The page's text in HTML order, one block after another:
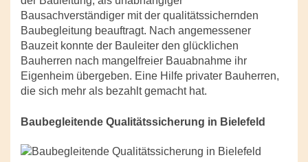
Bausachverständiger mit der qualitätssichernden
Baubegleitung beauftragt. Nach angemessener
Bauzeit konnte der Bauleiter den glücklichen
Bauherren nach mangelfreier Bauabnahme ihr
Eigenheim übergeben. Eine Hilfe privater Bauherren,
die sich mehr als bezahlt gemacht hat.
Baubegleitende Qualitätssicherung in Bielefeld